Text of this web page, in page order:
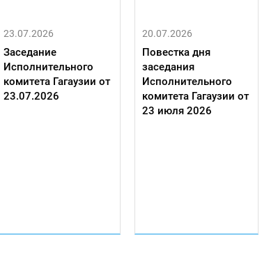
23.07.2026
Заседание
Исполнительного
комитета Гагаузии от
23.07.2026
20.07.2026
Повестка дня
заседания
Исполнительного
комитета Гагаузии от
23 июля 2026